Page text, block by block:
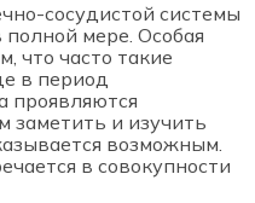
сосудистой системы
мере. Особая
что часто такие
в период
проявляются
заметить и изучить
возможным.
в совокупности